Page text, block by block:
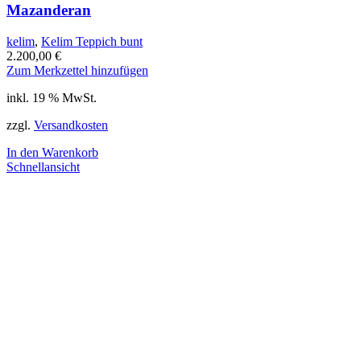
Mazanderan
kelim, Kelim Teppich bunt
2.200,00 €
Zum Merkzettel hinzufügen
inkl. 19 % MwSt.
zzgl. Versandkosten
In den Warenkorb
Schnellansicht